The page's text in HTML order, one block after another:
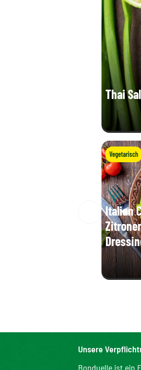
Thai
Vegetarisch
Italian
Unsere
Bonduelle ist ein